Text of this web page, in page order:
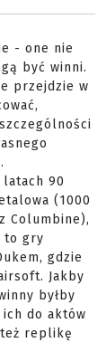
- one nie
być winni.
przejdzie w
latach 90
(1000
Columbine),
to gry
gdzie
Jakby
byłby
ich do aktów
replikę